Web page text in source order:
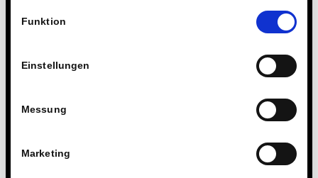
Technologien.
Funktion
Einstellungen
Messung
Marketing